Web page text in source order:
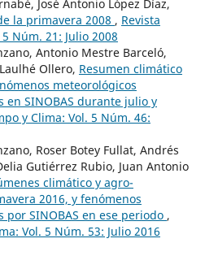
José Antonio López Díaz,
la primavera 2008 , Revista
Núm. 21: Julio 2008
Antonio Mestre Barceló,
Ollero, Resumen climático
meteorológicos
en SINOBAS durante julio y
y Clima: Vol. 5 Núm. 46:
Roser Botey Fullat, Andrés
Gutiérrez Rubio, Juan Antonio
climático y agro-
2016, y fenómenos
SINOBAS en ese periodo ,
Vol. 5 Núm. 53: Julio 2016